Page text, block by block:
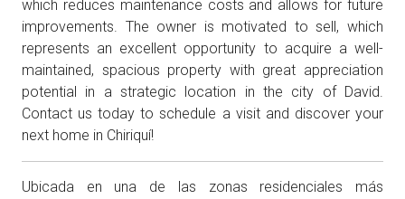
which reduces maintenance costs and allows for future
improvements. The owner is motivated to sell, which
represents an excellent opportunity to acquire a well-
maintained, spacious property with great appreciation
potential in a strategic location in the city of David.
Contact us today to schedule a visit and discover your
next home in Chiriquí!
Ubicada en una de las zonas residenciales más